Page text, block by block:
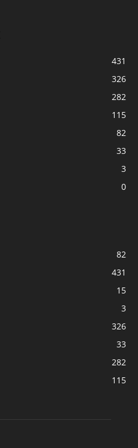
431
326
282
115
82
33
3
0
82
431
15
3
326
33
282
115